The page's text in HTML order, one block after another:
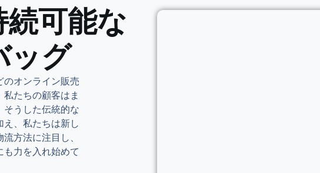
可能な
ッグ
のオンライン販売
たちの顧客はま
うした伝統的な
、私たちは新し
方法に注目し、
力を入れ始めて